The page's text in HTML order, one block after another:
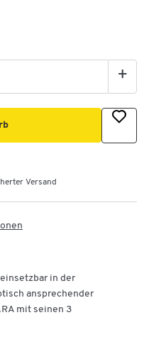
+
Versand
in der
ansprechender
mit seinen 3